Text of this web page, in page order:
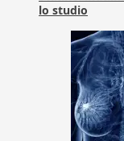
lo studio